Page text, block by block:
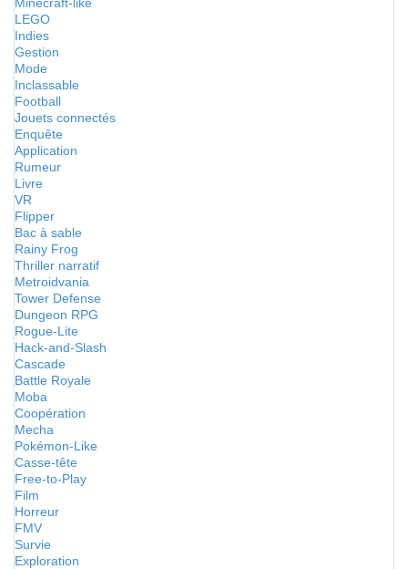
LEGO
Indies
Gestion
Mode
Inclassable
Football
Jouets connectés
Enquête
Application
Rumeur
Livre
VR
Flipper
Bac à sable
Rainy Frog
Thriller narratif
Metroidvania
Tower Defense
Dungeon RPG
Rogue-Lite
Hack-and-Slash
Cascade
Battle Royale
Moba
Coopération
Mecha
Pokémon-Like
Casse-tête
Free-to-Play
Film
Horreur
FMV
Survie
Exploration